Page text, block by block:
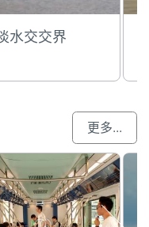
水交交界
更多...